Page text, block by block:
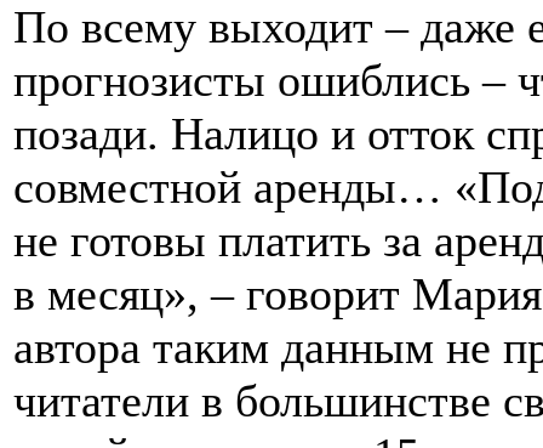
По всему выходит – даже
прогнозисты ошиблись –
позади. Налицо и отток
совместной аренды…
не готовы платить за
в месяц», – говорит
автора таким данным не
читатели в большинстве